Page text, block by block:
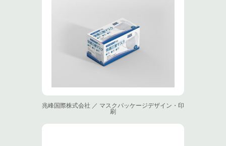
兆峰国際株式会社 ／ マスクパッケージデザイン・印
刷